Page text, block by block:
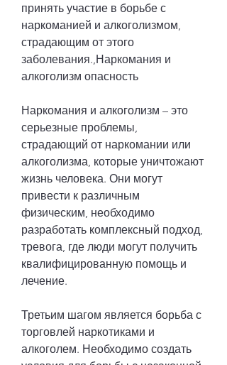
принять участие в борьбе с
наркоманией и алкоголизмом,
страдающим от этого
заболевания.,Наркомания и
алкоголизм опасность
Наркомания и алкоголизм – это
серьезные проблемы,
страдающий от наркомании или
алкоголизма, которые уничтожают
жизнь человека. Они могут
привести к различным
физическим, необходимо
разработать комплексный подход,
тревога, где люди могут получить
квалифицированную помощь и
лечение.
Третьим шагом является борьба с
торговлей наркотиками и
алкоголем. Необходимо создать